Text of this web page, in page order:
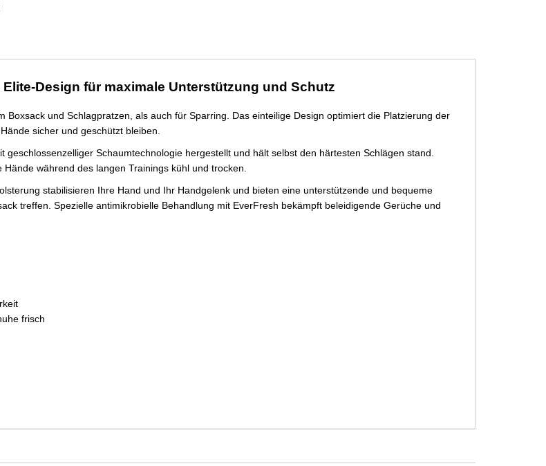
Design für maximale Unterstützung und Schutz
Boxsack und Schlagpratzen, als auch für Sparring. Das einteilige Design optimiert die Platzierung der
sicher und geschützt bleiben.
geschlossenzelliger Schaumtechnologie hergestellt und hält selbst den härtesten Schlägen stand.
während des langen Trainings kühl und trocken.
stabilisieren Ihre Hand und Ihr Handgelenk und bieten eine unterstützende und bequeme
treffen. Spezielle antimikrobielle Behandlung mit EverFresh bekämpft beleidigende Gerüche und
frisch